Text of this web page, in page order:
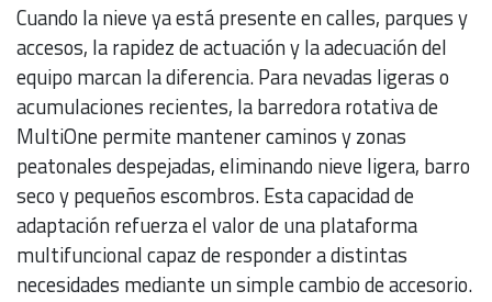
Cuando la nieve ya está presente en calles, parques y
accesos, la rapidez de actuación y la adecuación del
equipo marcan la diferencia. Para nevadas ligeras o
acumulaciones recientes, la barredora rotativa de
MultiOne permite mantener caminos y zonas
peatonales despejadas, eliminando nieve ligera, barro
seco y pequeños escombros. Esta capacidad de
adaptación refuerza el valor de una plataforma
multifuncional capaz de responder a distintas
necesidades mediante un simple cambio de accesorio.